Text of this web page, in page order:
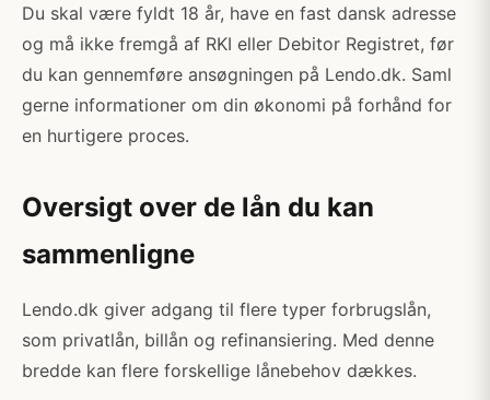
Du skal være fyldt 18 år, have en fast dansk adresse
og må ikke fremgå af RKI eller Debitor Registret, før
du kan gennemføre ansøgningen på Lendo.dk. Saml
gerne informationer om din økonomi på forhånd for
en hurtigere proces.
Oversigt over de lån du kan
sammenligne
Lendo.dk giver adgang til flere typer forbrugslån,
som privatlån, billån og refinansiering. Med denne
bredde kan flere forskellige lånebehov dækkes.